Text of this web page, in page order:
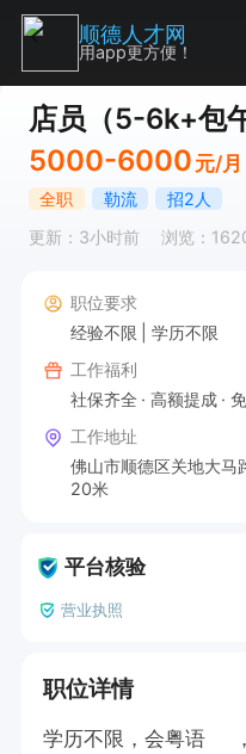
店员（5-6k+包
5000-6000 元/月
全职 勒流
招2人
更新：3小时前
浏览：
职位要求
经验不限
学历不限
工作福利
社保齐全
高额提成
工作地址
佛山市顺德区关地大马
20米
平台核验
营业执照
职位详情
学历不限，会粤语
顺德人才网
用app更方便！